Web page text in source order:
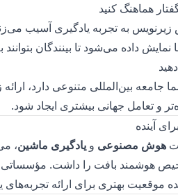
هماهنگ کنید
زیرنویس به تجربه یادگیری آسیب
نمایش داده می‌شود تا بینندگان
بین‌المللی متنوعی دارد، ارائه
و تعامل جهانی بیشتری ایجاد شود.
هوش مصنوعی ویادگیری ماشین،
هوشمند بافت را داشت. مؤسساتی
موقعیت بهتری برای ارائه